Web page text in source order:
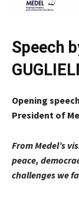
Speech
Opening
President of
From Medel’s
peace,
challenges we